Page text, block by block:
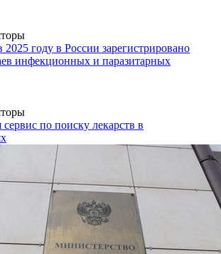
2025 году в России зарегистрировано
инфекционных и паразитарных
по поиску лекарств в